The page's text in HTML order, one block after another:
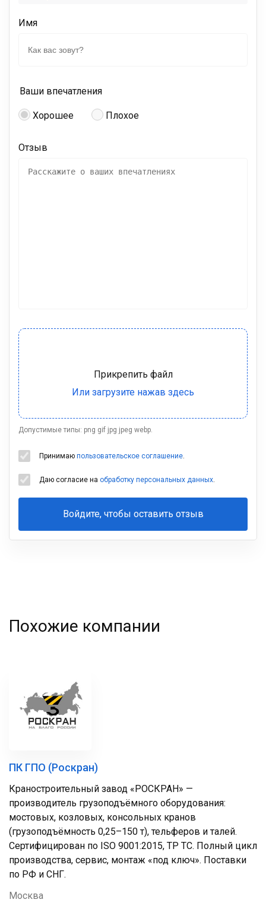
Имя
Ваши впечатления
Хорошее Плохое
Отзыв
Допустимые типы: png gif jpg jpeg webp.
Принимаю пользовательское соглашение.
Даю согласие на обработку персональных данных.
Войдите, чтобы оставить отзыв
Ваша
Похожие компании
ПК ГПО (Роскран)
Краностроительный завод «РОСКРАН» —
производитель грузоподъёмного оборудования:
мостовых, козловых, консольных кранов
(грузоподъёмность 0,25–150 т), тельферов и талей.
Сертифицирован по ISO 9001:2015, ТР ТС. Полный цикл
производства, сервис, монтаж «под ключ». Поставки
по РФ и СНГ.
Москва